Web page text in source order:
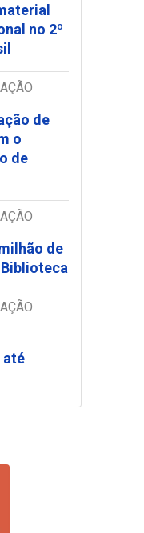
no 2º
de
o
de
de
até